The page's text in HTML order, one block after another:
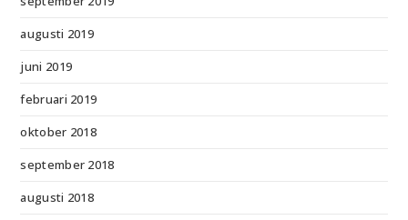
augusti 2019
juni 2019
februari 2019
oktober 2018
september 2018
augusti 2018